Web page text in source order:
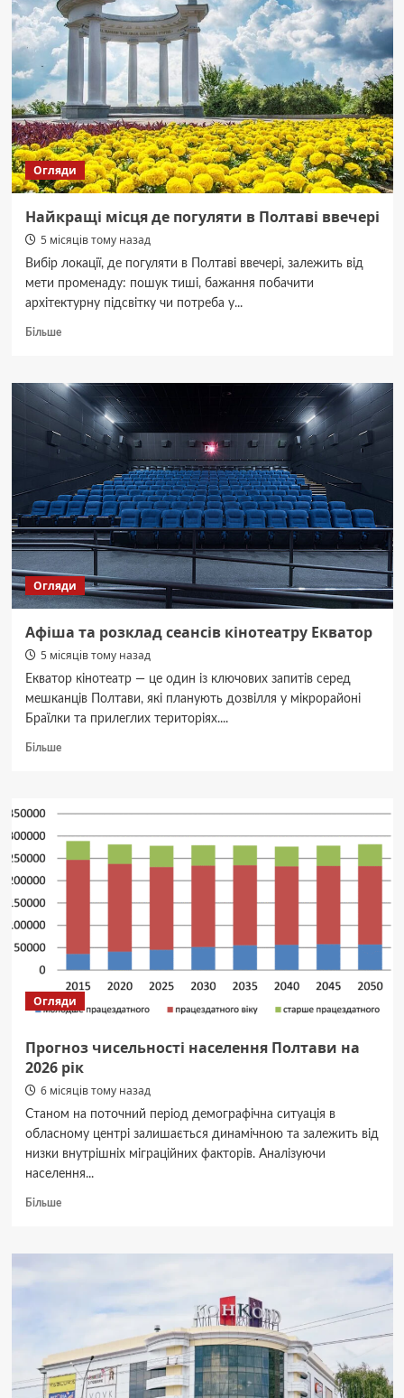
магазинів
Сільпо
в
Полтаві
Огляди
Найкращі місця де погуляти в Полтаві ввечері
5 місяців тому назад
Вибір локації, де погуляти в Полтаві ввечері, залежить від
мети променаду: пошук тиші, бажання побачити
архітектурну підсвітку чи потреба у...
БільшеДокладніше
місця
де
погуляти
в
Полтаві
Огляди
Афіша та розклад сеансів кінотеатру Екватор
5 місяців тому назад
Екватор кінотеатр — це один із ключових запитів серед
мешканців Полтави, які планують дозвілля у мікрорайоні
Браїлки та прилеглих територіях....
БільшеДокладніше
розклад
кінотеатру
Огляди
Прогноз чисельності населення Полтави на
2026 рік
6 місяців тому назад
Станом на поточний період демографічна ситуація в
обласному центрі залишається динамічною та залежить від
низки внутрішніх міграційних факторів. Аналізуючи
населення...
БільшеДокладніше
чисельності